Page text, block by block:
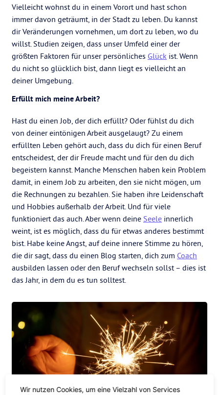
Vielleicht wohnst du in einem Vorort und hast schon
immer davon geträumt, in der Stadt zu leben. Du kannst
dir Veränderungen vornehmen, um dort zu leben, wo du
willst. Studien zeigen, dass unser Umfeld einer der
größten Faktoren für unser persönliches Glück ist. Wenn
du nicht so glücklich bist, dann liegt es vielleicht an
deiner Umgebung.
Erfüllt mich meine Arbeit?
Hast du einen Job, der dich erfüllt? Oder fühlst du dich
von deiner eintönigen Arbeit ausgelaugt? Zu einem
erfüllten Leben gehört auch, dass du dich für einen Beruf
entscheidest, der dir Freude macht und für den du dich
begeistern kannst. Manche Menschen haben kein Problem
damit, in einem Job zu arbeiten, den sie nicht mögen, um
die Rechnungen zu bezahlen. Sie haben ihre Leidenschaft
und Hobbies außerhalb der Arbeit. Und für viele
funktioniert das auch. Aber wenn deine Seele innerlich
weint, ist es möglich, dass du für etwas anderes bestimmt
bist. Habe keine Angst, auf deine innere Stimme zu hören,
die dir sagt, dass du einen Blog starten, dich zum Coach
ausbilden lassen oder den Beruf wechseln sollst – dies ist
das Jahr, in dem du es tun solltest.
Wir nutzen Cookies, um eine Vielzahl von Services